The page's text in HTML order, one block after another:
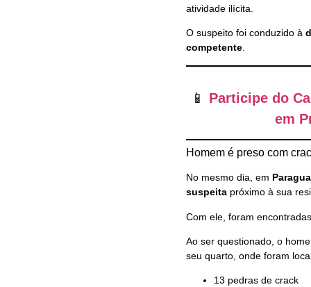
atividade ilícita.
O suspeito foi conduzido à
competente.
📱 Participe do
em
Homem é preso com
No mesmo dia, em
suspeita próximo à sua
Com ele, foram
Ao ser questionado, o
seu quarto, onde foram
13 pedras de crack